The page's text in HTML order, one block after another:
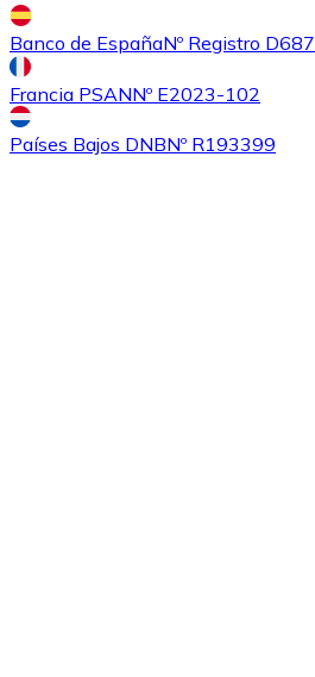
Comprar
ETC
Banco de EspañaNº Registro D687
Francia PSANNº E2023-102
Países Bajos DNBNº R193399